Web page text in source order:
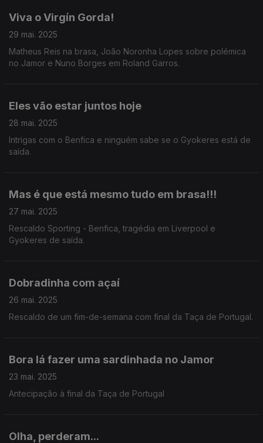
Viva o Virgín Gorda!
29 mai. 2025
Matheus Reis na brasa, João Noronha Lopes sobre polémica
no Jamor e Nuno Borges em Roland Garros.
Eles vão estar juntos hoje
28 mai. 2025
Intrigas com o Benfica e ninguém sabe se o Gyokeres está de
saída.
Mas é que está mesmo tudo em brasa!!!
27 mai. 2025
Rescaldo Sporting - Benfica, tragédia em Liverpool e
Gyokeres de saída.
Dobradinha com açaí
26 mai. 2025
Rescaldo de um fim-de-semana com final da Taça de Portugal.
Bora lá fazer uma sardinhada no Jamor
23 mai. 2025
Antecipação à final da Taça de Portugal
Olha, perderam...